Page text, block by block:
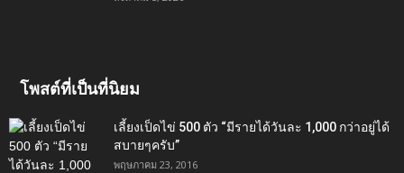
โพสต์ที่เป็นที่นิยม
เลี้ยงเป็ดไข่ 500 ตัว “มีรายได้วันละ 1,000 กว่าอยู่ได้
สบายๆครับ”
พฤษภาคม 23, 2016